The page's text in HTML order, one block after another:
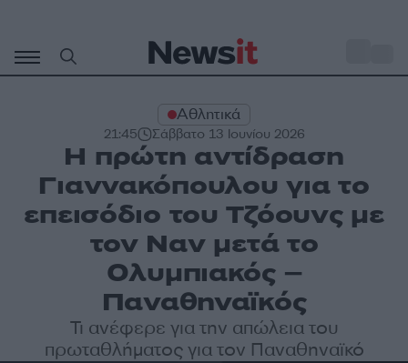
περιεχόμενο
Αθλητικά
21:45 Σάββατο 13 Ιουνίου 2026
Η πρώτη αντίδραση
Γιαννακόπουλου για το
επεισόδιο του Τζόουνς με
τον Ναν μετά το
Ολυμπιακός –
Παναθηναϊκός
Τι ανέφερε για την απώλεια του
πρωταθλήματος για τον Παναθηναϊκό